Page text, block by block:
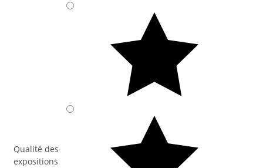
Qualité des
expositions